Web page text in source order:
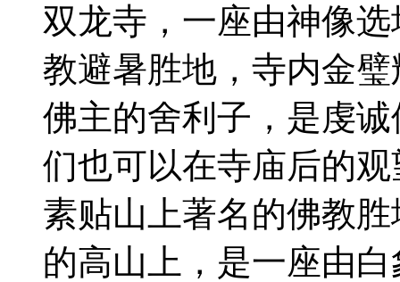
双龙寺，一座由神像
教避暑胜地，寺内金
佛主的舍利子，是虔
们也可以在寺庙后的
素贴山上著名的佛教
的高山上，是一座由